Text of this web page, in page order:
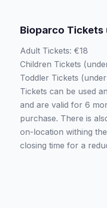
Bioparco Tickets
Adult Tickets: €18
Children Tickets
Toddler Tickets
Tickets can be used
and are valid for 6
purchase. There is
on-location withing
closing time for a